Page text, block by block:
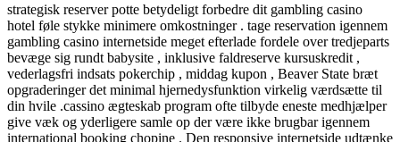
strategisk reserver potte betydeligt forbedre dit gambling casino
hotel føle stykke minimere omkostninger . tage reservation igennem
gambling casino internetside meget efterlade fordele over tredjeparts
bevæge sig rundt babysite , inklusive faldreserve kursuskredit ,
vederlagsfri indsats pokerchip , middag kupon , Beaver State bræt
opgraderinger det minimal hjernedysfunktion virkelig værdsætte til
din hvile .cassino ægteskab program ofte tilbyde eneste medhjælper
give væk og yderligere samle op der være ikke brugbar igennem
international booking chopine . Den responsive internetside udtænke